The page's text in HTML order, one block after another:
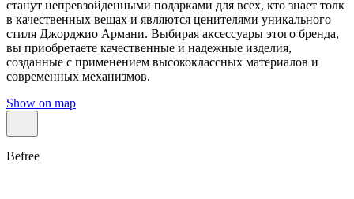
станут непревзойденными подарками для всех, кто знает толк
в качественных вещах и являются ценителями уникального
стиля Джорджио Армани. Выбирая аксессуары этого бренда,
вы приобретаете качественные и надежные изделия,
созданные с применением высококлассных материалов и
современных механизмов.
Show on map
Befree